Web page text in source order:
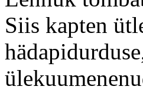
Siis kapten